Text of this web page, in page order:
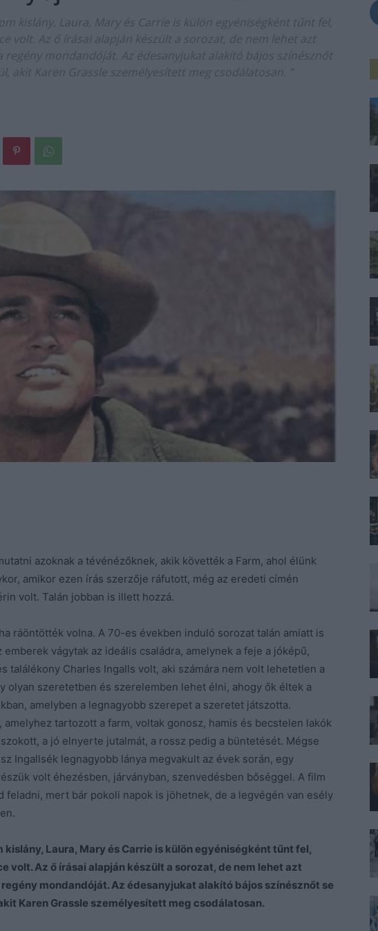
kislány, Laura, Mary és Carrie is külön egyéniségként tűnt fel,
volt. Az ő írásai alapján készült a sorozat, de nem lehet azt
regény mondandóját. Az édesanyjukat alakító bájos színésznőt
akit Karen Grassle személyesített meg csodálatosan. ”
azoknak a tévénézőknek, akik követték a Farm, ahol élünk
amikor ezen írás szerzője ráfutott, még az eredeti címén
volt. Talán jobban is illett hozzá.
ráöntötték volna. A 70-es években induló sorozat talán amiatt is
vágytak az ideális családra, amelynek a feje a jóképű,
találékony Charles Ingalls volt, aki számára nem volt lehetetlen a
olyan szeretetben és szerelemben lehet élni, ahogy ők éltek a
amelyben a legnagyobb szerepet a szeretet játszotta.
amelyhez tartozott a farm, voltak gonosz, hamis és becstelen lakók
a jó elnyerte jutalmát, a rossz pedig a büntetését. Mégse
Ingallsék legnagyobb lánya megvakult az évek során, egy
volt éhezésben, járványban, szenvedésben bőséggel. A film
feladni, mert bár pokoli napok is jöhetnek, de a legvégén van esély
Laura, Mary és Carrie is külön egyéniségként tűnt fel,
volt. Az ő írásai alapján készült a sorozat, de nem lehet azt
mondandóját. Az édesanyjukat alakító bájos színésznőt se
Karen Grassle személyesített meg csodálatosan.